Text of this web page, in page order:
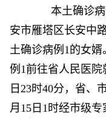
本土确诊病
安市雁塔区长安中
土确诊病例1的女
例1前往省人民医院
日23时40分，省、
月15日1时经市级